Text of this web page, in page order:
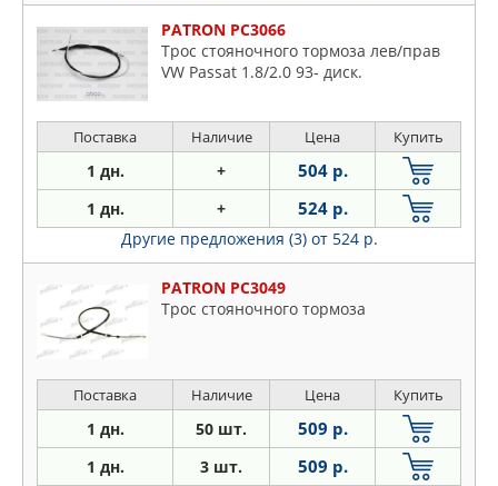
PATRON PC3066
Трос стояночного тормоза лев/прав
VW Passat 1.8/2.0 93- диск.
Поставка Наличие Цена Купить
1 дн. + 504 р.
1 дн. + 524 р.
Другие предложения (3) от 524 р.
PATRON PC3049
Трос стояночного тормоза
Поставка Наличие Цена Купить
1 дн. 50 шт. 509 р.
1 дн. 3 шт. 509 р.